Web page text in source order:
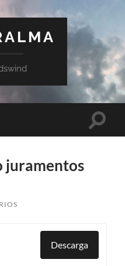
juramentos
Descarga